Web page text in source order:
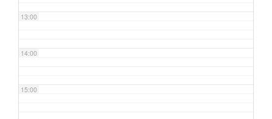
13:00
14:00
15:00